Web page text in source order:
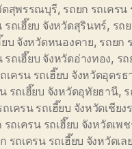
ดสุพรรณบุรี, รถยก รถเครน
รถเฮี๊ยบ จังหวัดสุรินทร์, รถ
บ จังหวัดหนองคาย, รถยก
รถเฮี๊ยบ จังหวัดอ่างทอง, รถ
เครน รถเฮี๊ยบ จังหวัดอุดรธ
รถเฮี๊ยบ จังหวัดอุทัยธานี,
เครน รถเฮี๊ยบ จังหวัดเชียง
รถเครน รถเฮี๊ยบ จังหวัดเพ
รถเครน รถเฮี๊ยบ จังหวัดเลย